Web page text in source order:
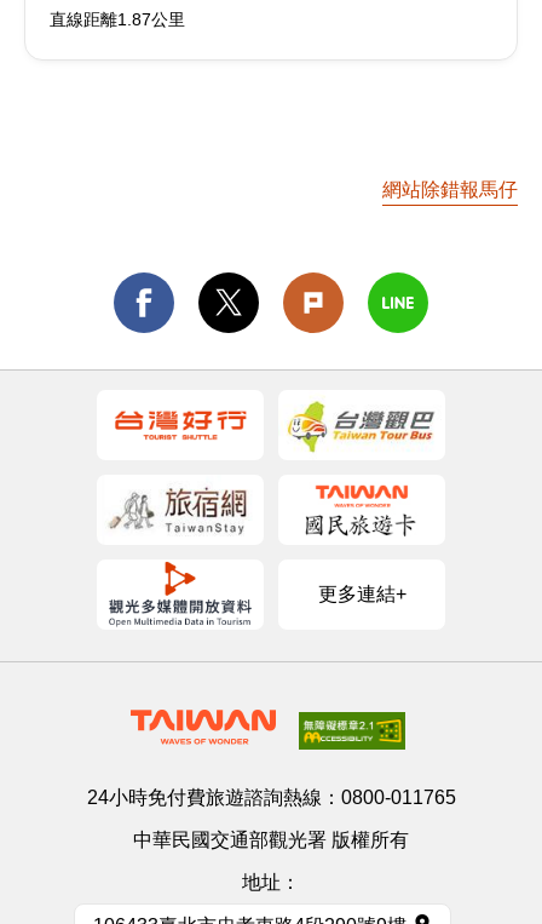
直線距離1.87公里
網站除錯報馬仔
更多連結+
24小時免付費旅遊諮詢熱線： 0800-011765
中華民國交通部觀光署 版權所有
地址：